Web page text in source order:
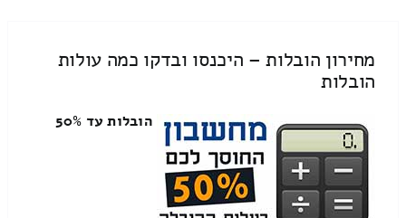
מחירון הובלות – היכנסו ובדקו כמה עולות
הובלות
הובלות עד 50%